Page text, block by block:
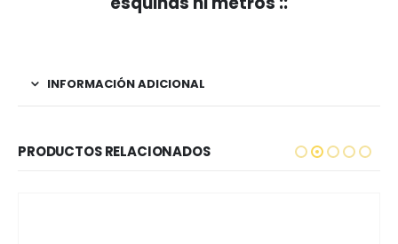
INFORMACIÓN ADICIONAL
PRODUCTOS RELACIONADOS